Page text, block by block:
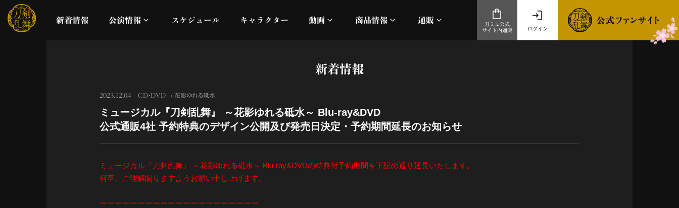
新着情報 公演情報
これまでの公演
ライブビューイング
スケジュール キャラクター 動画
オフィシャルムービー
商品情報
加州清光 単騎出陣 極
江 おん すていじ かうんとだうんぱーてぃー
通販
ネルケオンラインショップ
ログイン
刀ミュ公式
サイト内通販
新着情報
2023.12.04 CD・DVD 花影ゆれる砥水
ミュージカル『刀剣乱舞』 ～花影ゆれる砥水～ Blu-ray&DVD
公式通販4社 予約特典のデザイン公開及び発売日決定・予約期間延長のお知らせ
ミュージカル『刀剣乱舞』 ～花影ゆれる砥水～ Blu-ray&DVDの特典付予約期間を下記の通り延長いたします｡
何卒、ご理解賜りますようお願い申し上げます。
ーーーーーーーーーーーーーーーーーーーーー